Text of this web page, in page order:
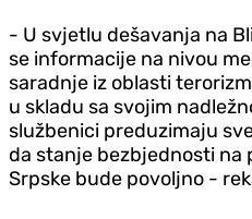
- U svjetlu dešavanja na
se informacije na nivou
saradnje iz oblasti
u skladu sa svojim
službenici preduzimaju
da stanje bezbjednosti na
Srpske bude povoljno -